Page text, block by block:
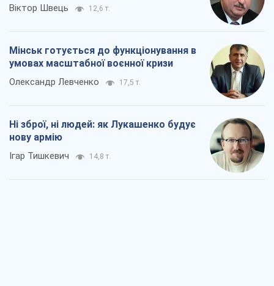
Віктор Швець 12,6 т.
Мінськ готується до функціонування в
умовах масштабної воєнної кризи
Олександр Левченко 17,5 т.
Ні зброї, ні людей: як Лукашенко будує
нову армію
Ігар Тишкевич 14,8 т.